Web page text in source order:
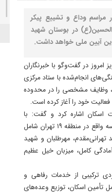
مراسم وداع و تشییع پیکر
در بوستان شهید
این آیین ملی خواهد داشت.
امروز در گفت‌وگو با خبرنگاران
انجام‌شده با ستاد مرکزی
به‌عنوان کلان‌شهر معین منطقه ۱۹ پایتخت، وظایف مشخصی را در محدوده
خود را آغاز کرده است.
اسکان اشاره کرد و گفت: با
هماهنگی‌های صورت‌گرفته، مدیریت اسکان عزاداران در هفت مدرسه واقع در منطقه ۱۹ تهران شامل
مهرطلبان و شهید
کامل، میزبان خیل عظیم
ترکیبی از خدمات رفاهی و
تأمین اسکان، توزیع وعده‌های